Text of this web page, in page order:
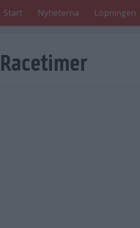
Start Nyheterna Löpningen